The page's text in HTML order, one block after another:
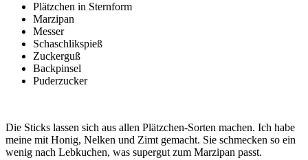
Plätzchen in Sternform
Marzipan
Messer
Schaschlikspieß
Zuckerguß
Backpinsel
Puderzucker
Die Sticks lassen sich aus allen Plätzchen-Sorten machen. Ich habe
meine mit Honig, Nelken und Zimt gemacht. Sie schmecken so ein
wenig nach Lebkuchen, was supergut zum Marzipan passt.